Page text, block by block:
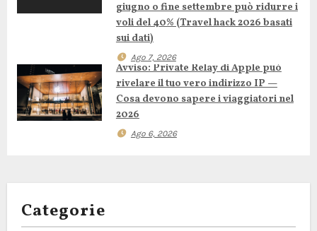
i
c
i
giugno o fine settembre può ridurre i
voli del 40% (Travel hack 2026 basati
sui dati)
Ago 7, 2026
Avviso: Private Relay di Apple può
rivelare il tuo vero indirizzo IP —
Cosa devono sapere i viaggiatori nel
2026
Ago 6, 2026
Categorie